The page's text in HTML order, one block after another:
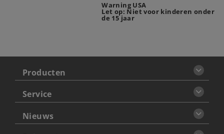
Warning USA
Let op: Niet voor kinderen onder
de 15 jaar
Producten
Service
Nieuws